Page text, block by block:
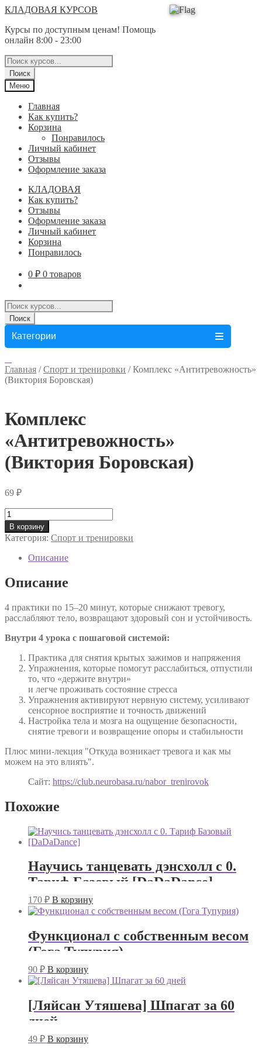
Перейти
навигации
Перейти
содержимому
КЛАДОВАЯ КУРСОВ
Курсы по доступным ценам! Помощь
онлайн 8:00 - 23:00
Поиск
товаров
Поиск
Меню
Главная
Как купить?
Корзина
Понравилось
Личный кабинет
Отзывы
Оформление заказа
КЛАДОВАЯ
Как купить?
Отзывы
Оформление заказа
Личный кабинет
Корзина
Понравилось
0 ₽ 0 товаров
Поиск
товаров
Поиск
Категории
Главная /Спорт и тренировки /Комплекс «Антитревожность»
(Виктория Боровская)
Комплекс
«Антитревожность»
(Виктория Боровская)
69 ₽
Количество
товара
Комплекс
«Антитревожность»
(Виктория
Боровская)
В корзину
Категория: Спорт и тренировки
Описание
Описание
4 практики по 15–20 минут, которые снижают тревогу,
расслабляют тело, возвращают здоровый сон и устойчивость.
Внутри 4 урока с пошаговой системой:
Практика для снятия крытых зажимов и напряжения
Упражнения, которые помогут расслабиться, отпустили
то, что «держите внутри»
и легче проживать состояние стресса
Упражнения активируют нервную систему, усиливают
сенсорное восприятие и точность движений
Настройка тела и мозга на ощущение безопасности,
снятие тревоги и возвращение опоры и стабильности
Плюс мини-лекция "Откуда возникает тревога и как мы
можем на это влиять".
Сайт: https://club.neurobasa.ru/nabor_trenirovok
Похожие
Научись танцевать дэнсхолл с 0.
Тариф Базовый [DaDaDance]
170 ₽ В корзину
Функционал с собственным весом
(Гога Тупурия)
90 ₽ В корзину
[Ляйсан Утяшева] Шпагат за 60
дней
49 ₽ В корзину